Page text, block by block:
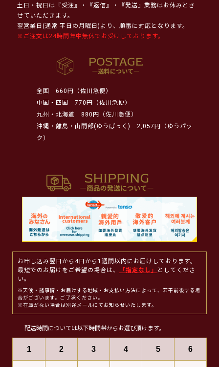
土日・祝日は『受注』・『返信』・『発送』業務はお休みとさ
せていただきます。
翌営業日(通常 平日の月曜日)より、順番に対応となります。
※ご注文は24時間年中無休でお受けしております。
全国
660円（佐川急便）
中国・四国
770円（佐川急便）
九州・北海道
880円（佐川急便）
沖縄・離島・山間部(ゆうぱっく)
2,057円（ゆうパッ
ク）
お申し込み翌日から4日から1週間以内にお届けしております。
最短でのお届けをご希望の場合は、
「指定なし」
としてくださ
い。
※天候・諸事情・お届けする地域・お支払い方法によって、若干前後する場
合がございます。ご了承ください。
※在庫がない場合は別途メールにてお知らせいたします。
配送時間については以下時間帯からお選び頂けます。
1 2 3 4 5 6